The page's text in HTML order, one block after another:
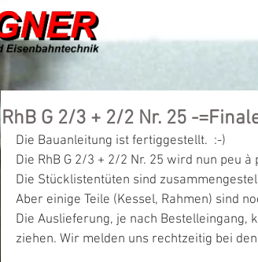
RhB G 2/3 + 2/2 Nr. 25 -
Die Bauanleitung ist fertiggestellt.  :-)
Die RhB G 2/3 + 2/2 Nr. 25 wird nun peu
Die Stücklistentüten sind
Aber einige Teile (Kessel, Rahmen) sind
Die Auslieferung, je nach Bestelleingang,
ziehen. Wir melden uns rechtzeitig bei